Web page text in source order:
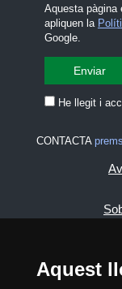
Aquest
Aquesta pàgina
apliquen la
Google.
He llegit i
CONTACTA